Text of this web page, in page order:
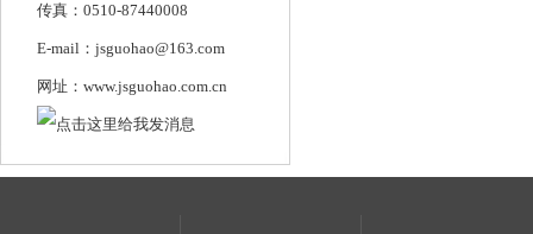
传真：0510-87440008
E-mail：jsguohao@163.com
网址：www.jsguohao.com.cn